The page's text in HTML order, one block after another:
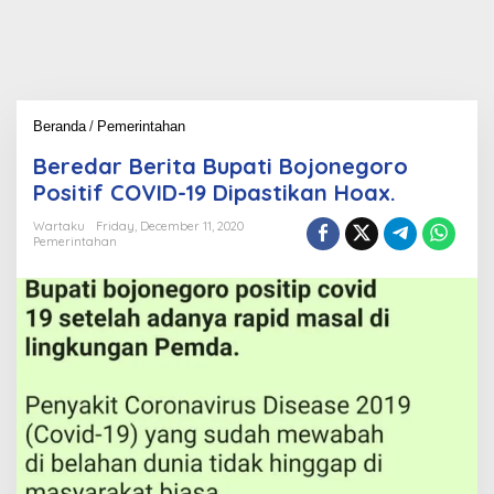
Beranda / Pemerintahan
r
e
d
a
e
r
i
t
u
a
t
i
Beredar Berita Bupati Bojonegoro
Positif COVID-19 Dipastikan Hoax.
Wartaku
Friday, December 11, 2020
Pemerintahan